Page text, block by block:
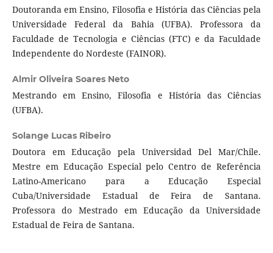
Doutoranda em Ensino, Filosofia e História das Ciências pela
Universidade Federal da Bahia (UFBA). Professora da
Faculdade de Tecnologia e Ciências (FTC) e da Faculdade
Independente do Nordeste (FAINOR).
Almir Oliveira Soares Neto
Mestrando em Ensino, Filosofia e História das Ciências
(UFBA).
Solange Lucas Ribeiro
Doutora em Educação pela Universidad Del Mar/Chile.
Mestre em Educação Especial pelo Centro de Referência
Latino-Americano para a Educação Especial
Cuba/Universidade Estadual de Feira de Santana.
Professora do Mestrado em Educação da Universidade
Estadual de Feira de Santana.